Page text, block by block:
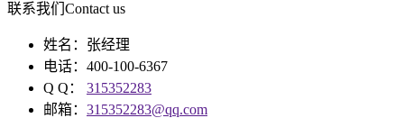
联系我们 Contact us
姓名：张经理
电话：400-100-6367
Q Q： 315352283
邮箱： 315352283@qq.com